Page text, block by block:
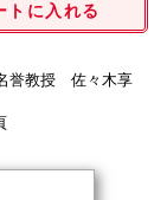
トに入れる
誉教授 佐々木享